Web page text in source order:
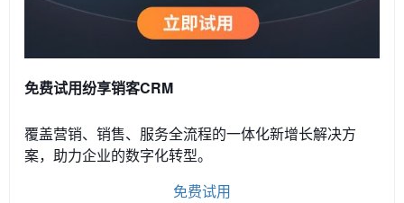
免费试用纷享销客CRM
覆盖营销、销售、服务全流程的一体化新增长解决方
案，助力企业的数字化转型。
免费试用